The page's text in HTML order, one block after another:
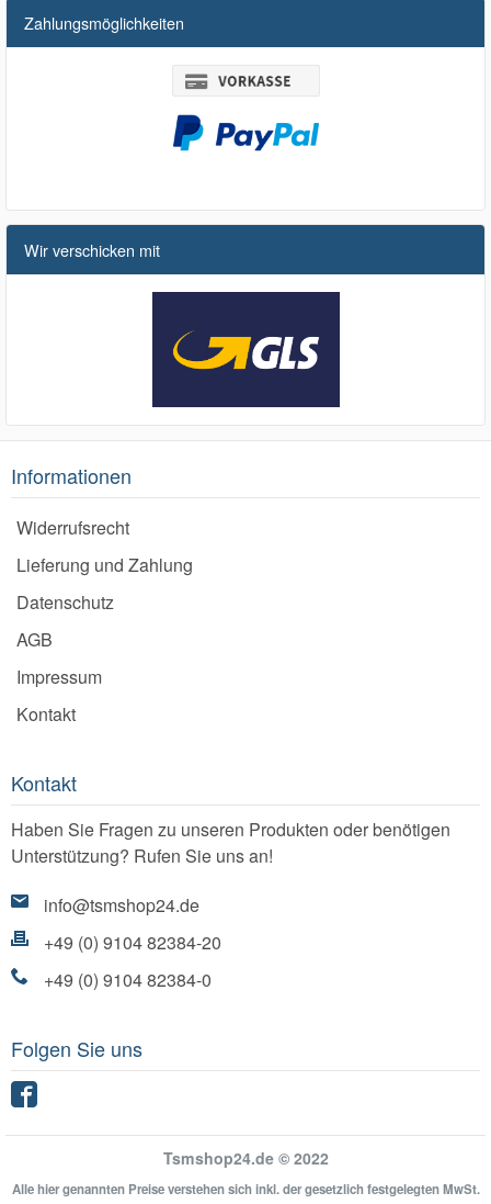
Zahlungsmöglichkeiten
Wir verschicken mit
Informationen
Widerrufsrecht
Lieferung und Zahlung
Datenschutz
AGB
Impressum
Kontakt
Kontakt
Haben Sie Fragen zu unseren Produkten oder benötigen
Unterstützung? Rufen Sie uns an!
info@tsmshop24.de
+49 (0) 9104 82384-20
+49 (0) 9104 82384-0
Folgen Sie uns
Tsmshop24.de © 2022
Alle hier genannten Preise verstehen sich inkl. der gesetzlich festgelegten MwSt.